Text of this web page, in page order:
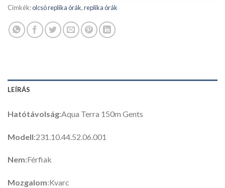
Címkék:olcsó replika órák,replika órák
LEÍRÁS
Hatótávolság:Aqua Terra 150m Gents
Modell:231.10.44.52.06.001
Nem:Férfiak
Mozgalom:Kvarc